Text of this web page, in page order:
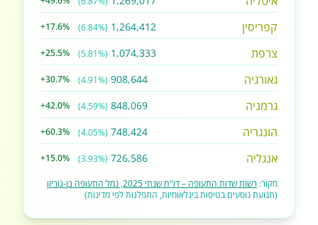
קפריסין 1,264,412
(6.84%)
+17.6%
צרפת 1,074,333
(5.81%)
+25.5%
גאורגיה 908,644
(4.91%)
+30.7%
גרמניה 848,069
(4.59%)
+42.0%
הונגריה 748,424
(4.05%)
+60.3%
אנגליה 726,586
(3.93%)
+15.0%
מקור: רשות שדות התעופה – דו"ח שנתי 2025, נמל התעופה בן-גוריון
(תנועת נוסעים בטיסות בינלאומיות, התפלגות לפי מדינות)